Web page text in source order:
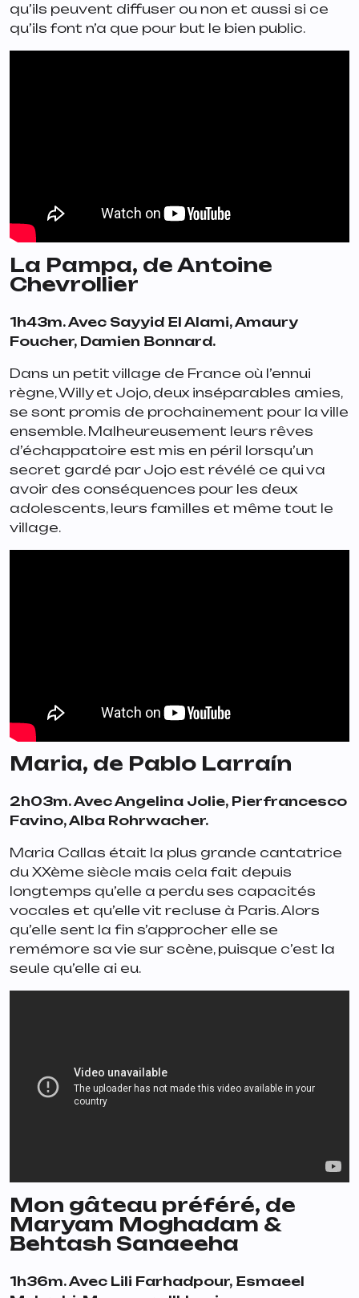
qu’ils peuvent diffuser ou non et aussi si ce
qu’ils font n’a que pour but le bien public.
La Pampa, de Antoine
Chevrollier
1h43m. Avec Sayyid El Alami, Amaury
Foucher, Damien Bonnard.
Dans un petit village de France où l’ennui
règne, Willy et Jojo, deux inséparables amies,
se sont promis de prochainement pour la ville
ensemble. Malheureusement leurs rêves
d’échappatoire est mis en péril lorsqu’un
secret gardé par Jojo est révélé ce qui va
avoir des conséquences pour les deux
adolescents, leurs familles et même tout le
village.
Maria, de Pablo Larraín
2h03m. Avec Angelina Jolie, Pierfrancesco
Favino, Alba Rohrwacher.
Maria Callas était la plus grande cantatrice
du XXème siècle mais cela fait depuis
longtemps qu’elle a perdu ses capacités
vocales et qu’elle vit recluse à Paris. Alors
qu’elle sent la fin s’approcher elle se
remémore sa vie sur scène, puisque c’est la
seule qu’elle ai eu.
Mon gâteau préféré, de
Maryam Moghadam &
Behtash Sanaeeha
1h36m. Avec Lili Farhadpour, Esmaeel